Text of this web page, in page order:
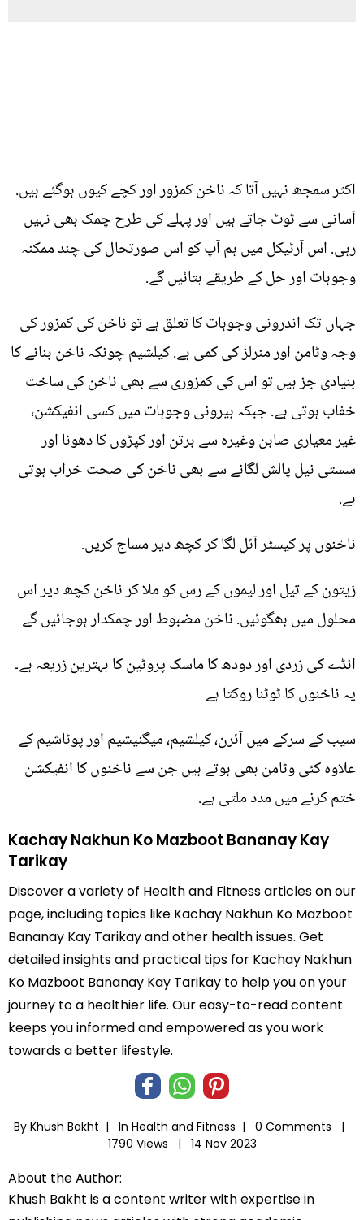
اکثر سمجھ نہیں آتا کہ ناخن کمزور اور کچے کیوں ہوگئے ہیں.
آسانی سے ٹوٹ جاتے ہیں اور پہلے کی طرح چمک بھی نہیں
رہی. اس آرٹیکل میں ہم آپ کو اس صورتحال کی چند ممکنہ
وجوہات اور حل کے طریقے بتائیں گے.
جہاں تک اندرونی وجوہات کا تعلق ہے تو ناخن کی کمزور کی
وجہ وٹامن اور منرلز کی کمی ہے. کیلشیم چونکہ ناخن بنانے کا
بنیادی جز ہیں تو اس کی کمزوری سے بھی ناخن کی ساخت
خفاب ہوتی ہے. جبکہ بیرونی وجوہات میں کسی انفیکشن،
غیر معیاری صابن وغیرہ سے برتن اور کپڑوں کا دھونا اور
سستی نیل پالش لگانے سے بھی ناخن کی صحت خراب ہوتی
ہے.
ناخنوں پر کیسٹر آئل لگا کر کچھ دیر مساج کریں.
زیتون کے تیل اور لیموں کے رس کو ملا کر ناخن کچھ دیر اس
محلول میں بھگوئیں. ناخن مضبوط اور چمکدار ہوجائیں گے
انڈے کی زردی اور دودھ کا ماسک پروٹین کا بہترین زریعہ ہے۔
یہ ناخنوں کا ٹوٹنا روکتا ہے
سیب کے سرکے میں آئرن، کیلشیم، میگنیشیم اور پوٹاشیم کے
علاوہ کئی وٹامن بھی ہوتے ہیں جن سے ناخنوں کا انفیکشن
ختم کرنے میں مدد ملتی ہے.
Kachay Nakhun Ko Mazboot Bananay Kay
Tarikay
Discover a variety of Health and Fitness articles on our
page, including topics like Kachay Nakhun Ko Mazboot
Bananay Kay Tarikay and other health issues. Get
detailed insights and practical tips for Kachay Nakhun
Ko Mazboot Bananay Kay Tarikay to help you on your
journey to a healthier life. Our easy-to-read content
keeps you informed and empowered as you work
towards a better lifestyle.
By Khush Bakht | In Health and Fitness |
0 Comments |
1790 Views |
14 Nov 2023
About the Author:
Khush Bakht is a content writer with expertise in